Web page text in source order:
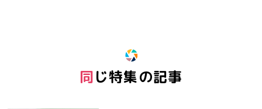
同じ特集の記事